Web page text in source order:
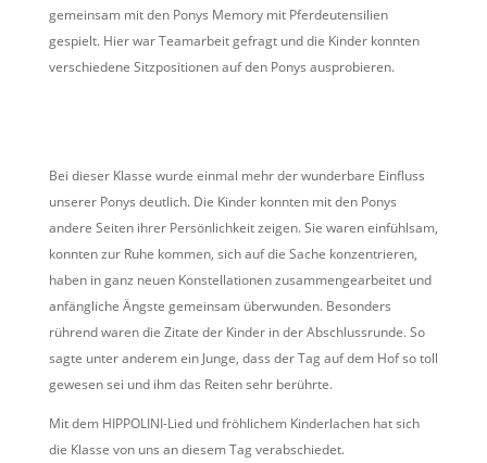
gemeinsam mit den Ponys Memory mit Pferdeutensilien
gespielt. Hier war Teamarbeit gefragt und die Kinder konnten
verschiedene Sitzpositionen auf den Ponys ausprobieren.
Bei dieser Klasse wurde einmal mehr der wunderbare Einfluss
unserer Ponys deutlich. Die Kinder konnten mit den Ponys
andere Seiten ihrer Persönlichkeit zeigen. Sie waren einfühlsam,
konnten zur Ruhe kommen, sich auf die Sache konzentrieren,
haben in ganz neuen Konstellationen zusammengearbeitet und
anfängliche Ängste gemeinsam überwunden. Besonders
rührend waren die Zitate der Kinder in der Abschlussrunde. So
sagte unter anderem ein Junge, dass der Tag auf dem Hof so toll
gewesen sei und ihm das Reiten sehr berührte.
Mit dem HIPPOLINI-Lied und fröhlichem Kinderlachen hat sich
die Klasse von uns an diesem Tag verabschiedet.